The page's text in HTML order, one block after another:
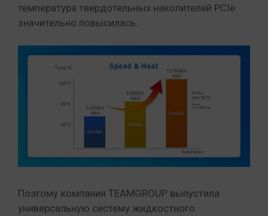
температура твердотельных накопителей PCIe
значительно повысилась.
Поэтому компания TEAMGROUP выпустила
универсальную систему жидкостного